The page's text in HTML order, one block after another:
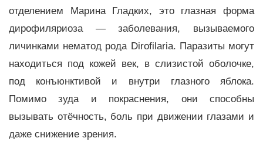
отделением Марина Гладких, это глазная форма
дирофиляриоза — заболевания, вызываемого
личинками нематод рода Dirofilaria. Паразиты могут
находиться под кожей век, в слизистой оболочке,
под конъюнктивой и внутри глазного яблока.
Помимо зуда и покраснения, они способны
вызывать отёчность, боль при движении глазами и
даже снижение зрения.